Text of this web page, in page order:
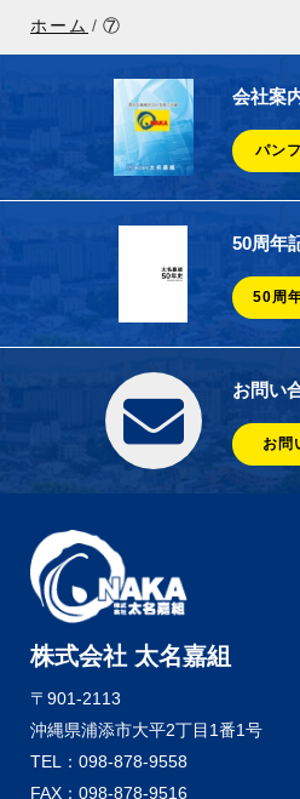
ホーム ⑦
会社案
パン
50周年
50周
お問い
お問
株式会社 太名嘉組
〒901-2113
沖縄県浦添市大平2丁目1番1号
TEL：098-878-9558
FAX：098-878-9516